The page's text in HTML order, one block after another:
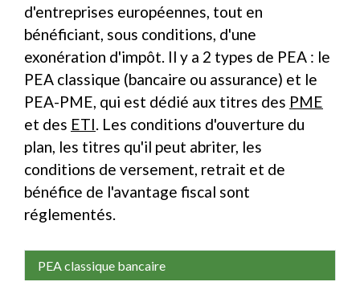
d'entreprises européennes, tout en
bénéficiant, sous conditions, d'une
exonération d'impôt. Il y a 2 types de PEA : le
PEA classique (bancaire ou assurance) et le
PEA-PME, qui est dédié aux titres des PME
et des ETI. Les conditions d'ouverture du
plan, les titres qu'il peut abriter, les
conditions de versement, retrait et de
bénéfice de l'avantage fiscal sont
réglementés.
PEA classique bancaire